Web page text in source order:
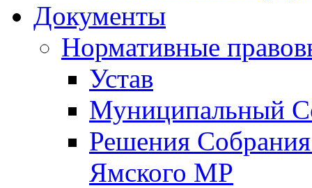
Документы
Нормативные
Устав
Муниципальный
Решения
Ямского МР